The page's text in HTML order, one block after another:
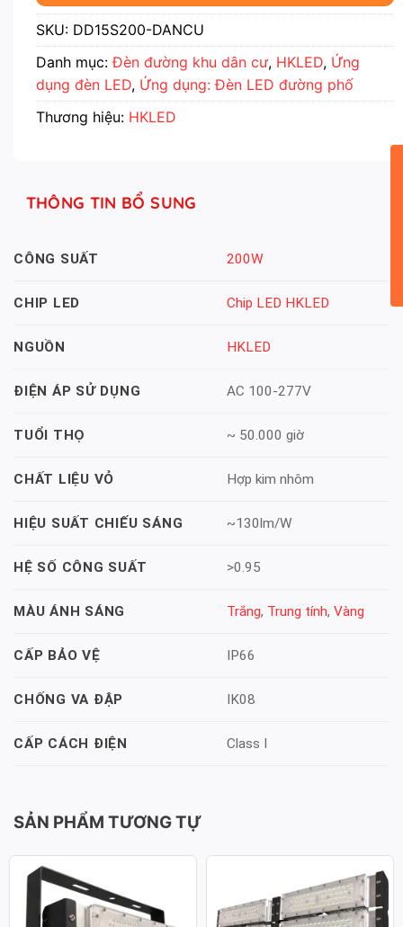
SKU: DD15S200-DANCU
Danh mục:Đèn đường khu dân cư, HKLED, Ứng
dụng đèn LED, Ứng dụng: Đèn LED đường phố
Thương hiệu: HKLED
THÔNG TIN BỔ SUNG
CÔNG SUẤT 200W
CHIP LED Chip LED HKLED
NGUỒN HKLED
ĐIỆN ÁP SỬ DỤNG AC 100-277V
TUỔI THỌ ~ 50.000 giờ
CHẤT LIỆU VỎ Hợp kim nhôm
HIỆU SUẤT CHIẾU SÁNG ~130lm/W
HỆ SỐ CÔNG SUẤT >0.95
MÀU ÁNH SÁNG Trắng, Trung tính, Vàng
CẤP BẢO VỆ IP66
CHỐNG VA ĐẬP IK08
CẤP CÁCH ĐIỆN Class I
SẢN PHẨM TƯƠNG TỰ